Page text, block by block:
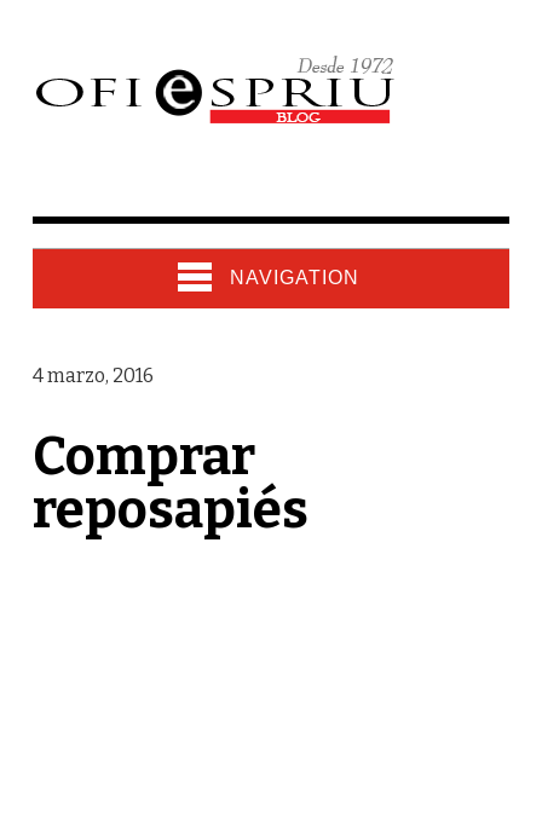
NAVIGATION
4 marzo, 2016
Comprar
reposapiés